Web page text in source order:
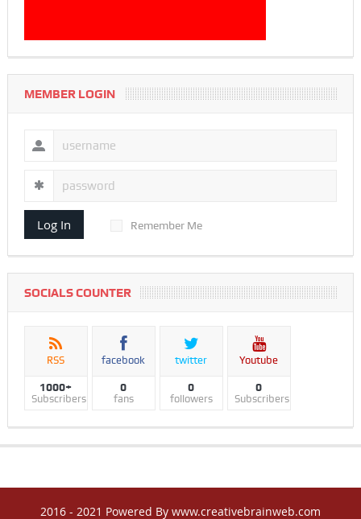
MEMBER LOGIN
Log In Remember Me
SOCIALS COUNTER
RSS
1000+
Subscribers
facebook
0
fans
twitter
0
followers
Youtube
0
Subscribers
2016 - 2021 Powered By www.creativebrainweb.com